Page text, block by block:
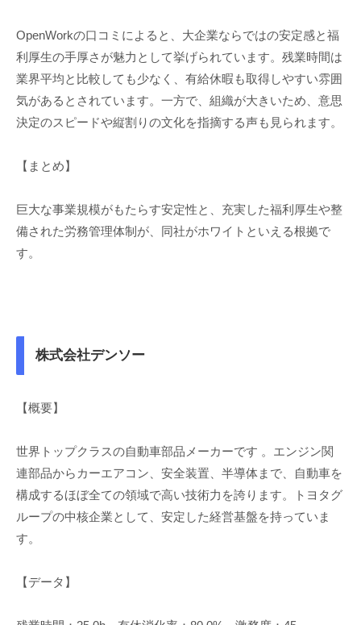
OpenWorkの口コミによると、大企業ならではの安定感と福
利厚生の手厚さが魅力として挙げられています。残業時間は
業界平均と比較しても少なく、有給休暇も取得しやすい雰囲
気があるとされています。一方で、組織が大きいため、意思
決定のスピードや縦割りの文化を指摘する声も見られます。
【まとめ】
巨大な事業規模がもたらす安定性と、充実した福利厚生や整
備された労務管理体制が、同社がホワイトといえる根拠で
す。
株式会社デンソー
【概要】
世界トップクラスの自動車部品メーカーです 。エンジン関
連部品からカーエアコン、安全装置、半導体まで、自動車を
構成するほぼ全ての領域で高い技術力を誇ります。トヨタグ
ループの中核企業として、安定した経営基盤を持っていま
す。
【データ】